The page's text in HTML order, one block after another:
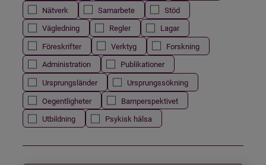
Nätverk
Samarbete
Stöd
Vägledning
Regler
Lagar
Föreskrifter
Verktyg
Forskning
Administration
Publikationer
Ursprungsländer
Ursprungssökning
Oegentligheter
Barnperspektivet
Utbildning
Psykisk hälsa